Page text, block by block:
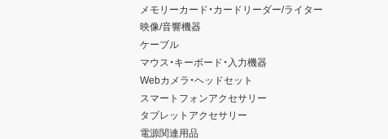
メモリーカード・カードリーダー/ライター
映像/音響機器
ケーブル
マウス・キーボード・入力機器
Webカメラ・ヘッドセット
スマートフォンアクセサリー
タブレットアクセサリー
電源関連用品